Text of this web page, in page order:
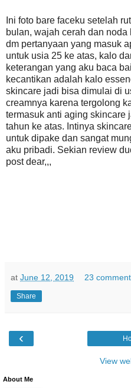
Ini foto bare faceku setelah
bulan, wajah cerah dan
dm pertanyaan yang masuk
untuk usia 25 ke atas, kalo
keterangan yang aku baca
kecantikan adalah kalo
skincare jadi bisa dimulai di
creamnya karena tergolong
termasuk anti aging skincare
tahun ke atas. Intinya
untuk dipake dan sangat
aku pribadi. Sekian review
post dear,,,
at June 12, 2019 23
Share
‹
View
About Me